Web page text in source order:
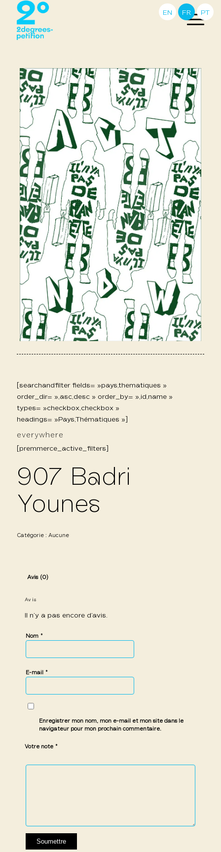
[searchandfilter fields= »pays,thematiques »
order_dir= »,asc,desc » order_by= »,id,name »
types= »checkbox,checkbox »
headings= »Pays,Thématiques »]
everywhere
[premmerce_active_filters]
907 Badri
Younes
Catégorie : Aucune
Avis (0)
Avis
Il n’y a pas encore d’avis.
Nom *
E-mail *
Enregistrer mon nom, mon e-mail et mon site dans le
navigateur pour mon prochain commentaire.
Votre note *
1 étoile
2 étoiles
3 étoiles
4 étoiles
5 étoiles
EN FR PT